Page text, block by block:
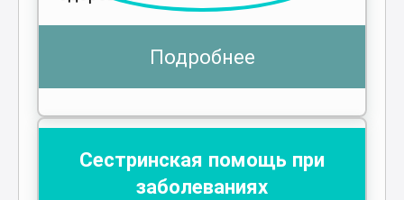
Подробнее
Сестринская помощь при
заболеваниях